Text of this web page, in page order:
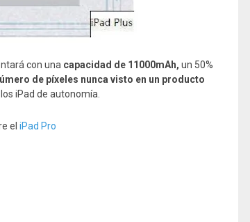
con una capacidad de 11000mAh, un 50%
de píxeles nunca visto en un producto
iPad de autonomía.
el iPad Pro